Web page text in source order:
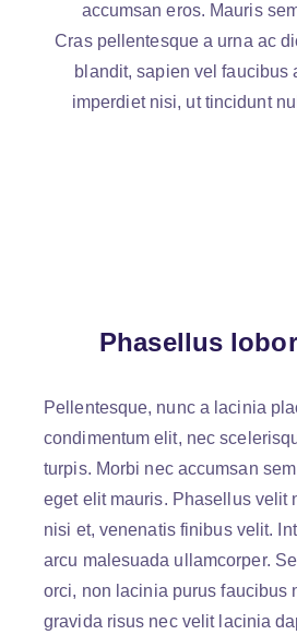
accumsan eros. Mauris
Cras pellentesque a urna ac
blandit, sapien vel faucibus
imperdiet nisi, ut tincidunt
Phasellus
Pellentesque, nunc a lacinia
condimentum elit, nec
turpis. Morbi nec accumsan
eget elit mauris. Phasellus velit
nisi et, venenatis finibus velit.
arcu malesuada ullamcorper.
orci, non lacinia purus faucibus
gravida risus nec velit lacinia